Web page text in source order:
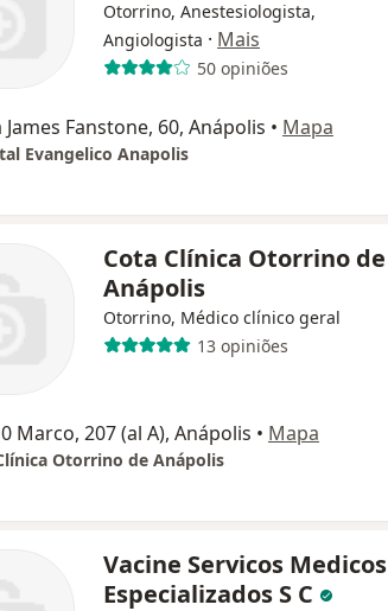
Otorrino, Anestesiologista,
Angiologista · Mais
50 opiniões
James Fanstone, 60, Anápolis • Mapa
Evangelico Anapolis
Cota Clínica Otorrino de
Anápolis
Otorrino, Médico clínico geral
13 opiniões
Marco, 207 (al A), Anápolis • Mapa
Otorrino de Anápolis
Vacine Servicos Medicos
Especializados S C